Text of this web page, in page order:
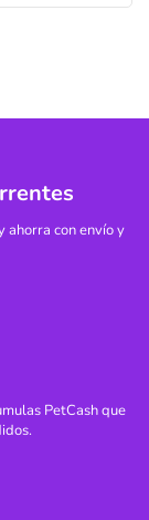
ahorra con envío y
PetCash que